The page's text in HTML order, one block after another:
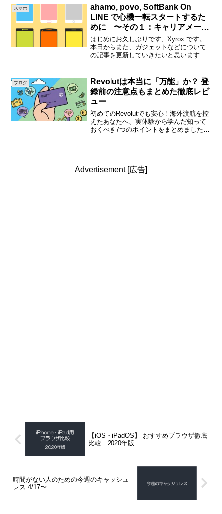
割引、など非常にわかりにくいものし
た。今現在、かなりその...
スマホ
ahamo, povo, SoftBank On
LINE で心機一転スタートするた
めに 〜その１：キャリアメール
脱却〜
はじめにお久しぶりです、Xyrox です。
本日からまた、ガジェットなどについて
の記事を更新していきたいと思います！
ていきたいと思ってます！！ということ
で、本日は何...
ブログ
Revolutは本当に「万能」か？ 登
録前の注意点もまとめた徹底レビ
ュー
初めてのRevolutでも安心！海外渡航を控
えたあなたへ、実体験から学んだ知って
おくべき7つのポイントをまとめました。
Advertisement [広告]
【iOS・iPadOS】 おすすめブラウザ徹底
比較 2020年版
時間がない人のための今週のキャッシュ
レス 4/17〜